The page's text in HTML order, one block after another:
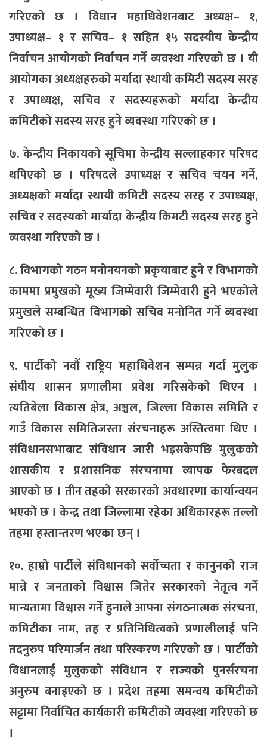
गरिएको छ । विधान महाधिवेशनबाट अध्यक्ष– १,
उपाध्यक्ष– १ र सचिव– १ सहित १५ सदस्यीय केन्द्रीय
निर्वाचन आयोगको निर्वाचन गर्ने व्यवस्था गरिएको छ । यी
आयोगका अध्यक्षहरुको मर्यादा स्थायी कमिटी सदस्य सरह
र उपाध्यक्ष, सचिव र सदस्यहरूको मर्यादा केन्द्रीय
कमिटीको सदस्य सरह हुने व्यवस्था गरिएको छ ।
७. केन्द्रीय निकायको सूचिमा केन्द्रीय सल्लाहकार परिषद
थपिएको छ । परिषदले उपाध्यक्ष र सचिव चयन गर्ने,
अध्यक्षको मर्यादा स्थायी कमिटी सदस्य सरह र उपाध्यक्ष,
सचिव र सदस्यको मार्यादा केन्द्रीय किमटी सदस्य सरह हुने
व्यवस्था गरिएको छ ।
८. विभागको गठन मनोनयनको प्रकृयाबाट हुने र विभागको
काममा प्रमुखको मूख्य जिम्मेवारी जिम्मेवारी हुने भएकोले
प्रमुखले सम्बन्धित विभागको सचिव मनोनित गर्ने व्यवस्था
गरिएको छ ।
९. पार्टीको नवौँ राष्ट्रिय महाधिवेशन सम्पन्न गर्दा मुलुक
संघीय शासन प्रणालीमा प्रवेश गरिसकेको थिएन ।
त्यतिबेला विकास क्षेत्र, अञ्चल, जिल्ला विकास समिति र
गाउँ विकास समितिजस्ता संरचनाहरू अस्तित्वमा थिए ।
संविधानसभाबाट संविधान जारी भइसकेपछि मुलुकको
शासकीय र प्रशासनिक संरचनामा व्यापक फेरबदल
आएको छ । तीन तहको सरकारको अवधारणा कार्यान्वयन
भएको छ । केन्द्र तथा जिल्लामा रहेका अधिकारहरू तल्लो
तहमा हस्तान्तरण भएका छन् ।
१०. हाम्रो पार्टीले संविधानको सर्वोच्चता र कानुनको राज
मान्ने र जनताको विश्वास जितेर सरकारको नेतृत्व गर्ने
मान्यतामा विश्वास गर्ने हुनाले आफ्ना संगठनात्मक संरचना,
कमिटीका नाम, तह र प्रतिनिधित्वको प्रणालीलाई पनि
तदनुरुप परिमार्जन तथा परिस्करण गरिएको छ । पार्टीको
विधानलाई मुलुकको संविधान र राज्यको पुनर्सरचना
अनुरुप बनाइएको छ । प्रदेश तहमा समन्वय कमिटीको
सट्टामा निर्वाचित कार्यकारी कमिटीको व्यवस्था गरिएको छ
।